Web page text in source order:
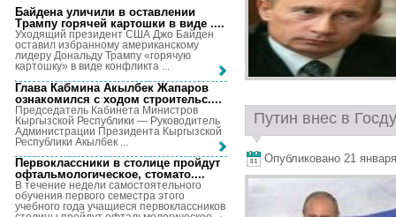
Путин внес в
Опубликовано 21
Байдена уличили в оставлении
Трампу горячей картошки в виде ....
Уходящий президент США Джо Байден
оставил избранному американскому
лидеру Дональду Трампу «горячую
картошку» в виде конфликта ...
Глава Кабмина Акылбек Жапаров
ознакомился с ходом строительс....
Председатель Кабинета Министров
Кыргызской Республики — Руководитель
Администрации Президента Кыргызской
Республики Акылбек ...
Первоклассники в столице пройдут
офтальмологическое, стомато....
В течение недели самостоятельного
обучения первого семестра этого
учебного года учащиеся первоклассников